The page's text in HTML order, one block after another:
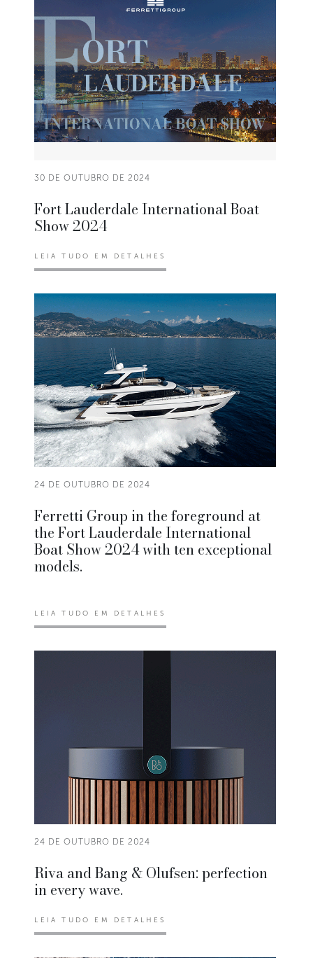
30 DE OUTUBRO DE 2024
Fort Lauderdale International Boat
Show 2024
LEIA TUDO EM DETALHES
24 DE OUTUBRO DE 2024
Ferretti Group in the foreground at
the Fort Lauderdale International
Boat Show 2024 with ten exceptional
models.
LEIA TUDO EM DETALHES
24 DE OUTUBRO DE 2024
Riva and Bang & Olufsen: perfection
in every wave.
LEIA TUDO EM DETALHES